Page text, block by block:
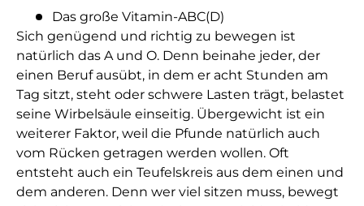
Das große Vitamin-ABC(D)
Sich genügend und richtig zu bewegen ist
natürlich das A und O. Denn beinahe jeder, der
einen Beruf ausübt, in dem er acht Stunden am
Tag sitzt, steht oder schwere Lasten trägt, belastet
seine Wirbelsäule einseitig. Übergewicht ist ein
weiterer Faktor, weil die Pfunde natürlich auch
vom Rücken getragen werden wollen. Oft
entsteht auch ein Teufelskreis aus dem einen und
dem anderen. Denn wer viel sitzen muss, bewegt